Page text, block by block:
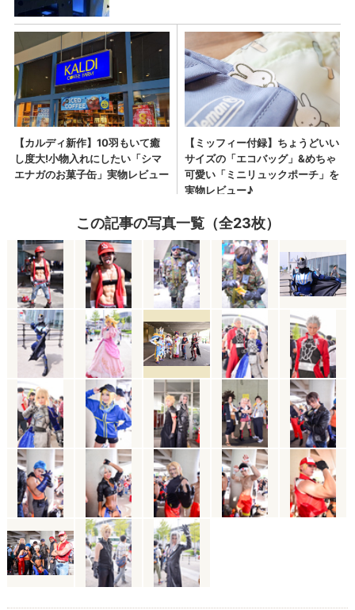
この記事の写真一覧（全23枚）